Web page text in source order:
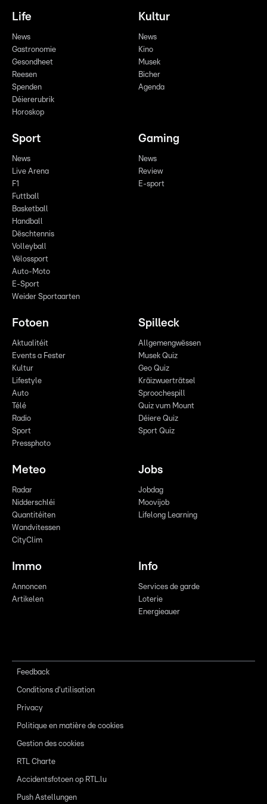
Life
News
Gastronomie
Gesondheet
Reesen
Spenden
Déiererubrik
Horoskop
Kultur
News
Kino
Musek
Bicher
Agenda
Sport
News
Live Arena
F1
Futtball
Basketball
Handball
Dëschtennis
Volleyball
Vëlossport
Auto-Moto
E-Sport
Weider Sportaarten
Gaming
News
Review
E-sport
Fotoen
Aktualitéit
Events a Fester
Kultur
Lifestyle
Auto
Télé
Radio
Sport
Pressphoto
Spilleck
Allgemengwëssen
Musek Quiz
Geo Quiz
Kräizwuerträtsel
Sproochespill
Quiz vum Mount
Déiere Quiz
Sport Quiz
Meteo
Radar
Nidderschléi
Quantitéiten
Wandvitessen
CityClim
Jobs
Jobdag
Moovijob
Lifelong Learning
Immo
Annoncen
Artikelen
Info
Services de garde
Loterie
Energieauer
Feedback
Conditions d'utilisation
Privacy
Politique en matière de cookies
Gestion des cookies
RTL Charte
Accidentsfotoen op RTL.lu
Push Astellungen